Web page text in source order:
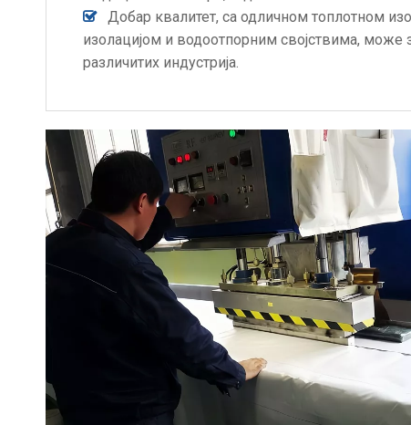

Добар квалитет, са одличном топлотном
изолацијом и водоотпорним својствима, може
различитих индустрија.